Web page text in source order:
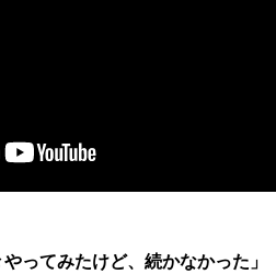
ってみたけど、続かなかった」